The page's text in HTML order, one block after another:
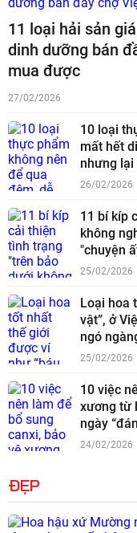
11 loại hải sản
dinh dưỡng bán
mua được
27/02/2026
10 loại
mất hết
nhưng
26/02/2026
11 bí kíp
không
"chuyện
25/02/2026
Loại hoa
vật”, ở
ngó
25/02/2026
10 việc
xương từ
ngày
24/02/2026
ĐẸP